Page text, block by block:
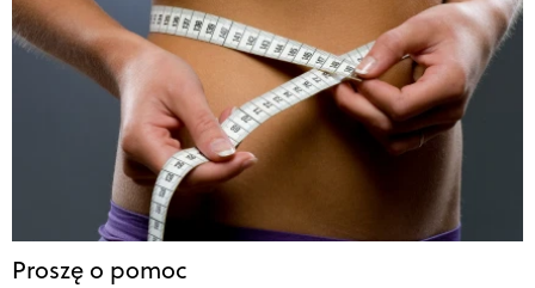
Proszę o pomoc